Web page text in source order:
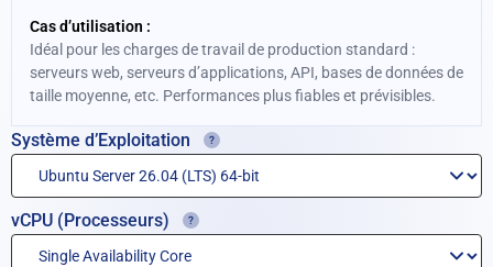
Cas d’utilisation :
Idéal pour les charges de travail de production standard :
serveurs web, serveurs d’applications, API, bases de données de
taille moyenne, etc. Performances plus fiables et prévisibles.
Système d’Exploitation
vCPU (Processeurs)